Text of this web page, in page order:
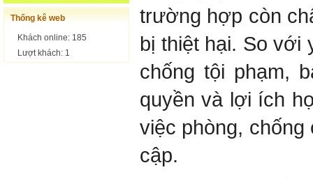
Thống kê web
Khách online: 185
Lượt khách: 1
trường hợp còn
bị thiệt hại. So với
chống tội phạm,
quyền và lợi ích
việc phòng, chống
cập.